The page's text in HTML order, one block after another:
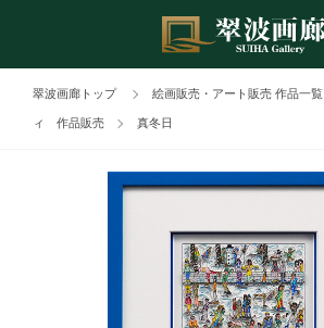
翠波画廊トップ 絵画販売・アート販売 作品一覧
ィ 作品販売 真冬日